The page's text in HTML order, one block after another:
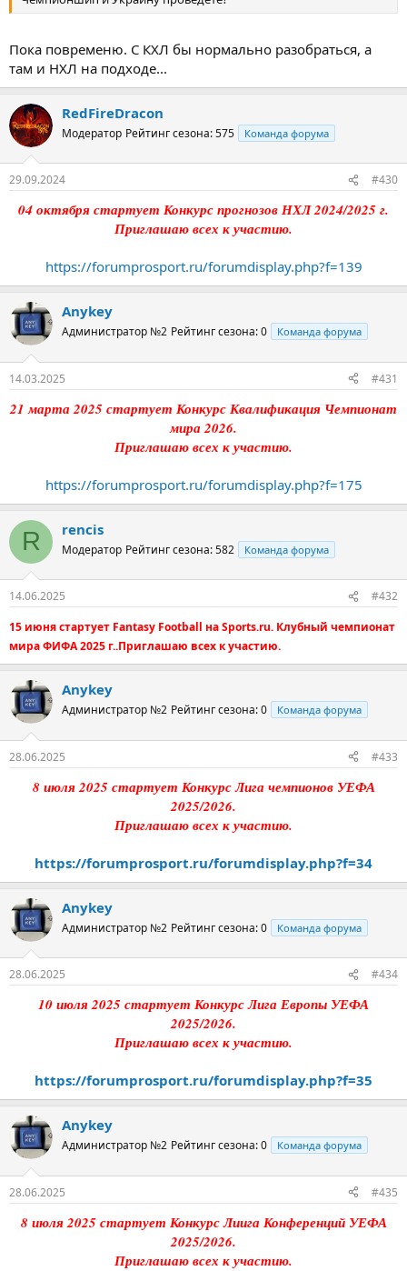
Пока повременю. С КХЛ бы нормально разобраться, а
там и НХЛ на подходе...
RedFireDracon
Модератор Рейтинг сезона: 575 Команда форума
29.09.2024 #430
04 октября стартует Конкурс прогнозов НХЛ 2024/2025 г.
Приглашаю всех к участию.
https://forumprosport.ru/forumdisplay.php?f=139
Anykey
Администратор №2 Рейтинг сезона: 0 Команда форума
14.03.2025 #431
21 марта 2025 стартует Конкурс Квалификация Чемпионат
мира 2026.
Приглашаю всех к участию.
https://forumprosport.ru/forumdisplay.php?f=175
R rencis
Модератор Рейтинг сезона: 582 Команда форума
14.06.2025
#432
15 июня стартует Fantasy Football на Sports.ru. Клубный чемпионат
мира ФИФА 2025 г..Приглашаю всех к участию.
Anykey
Администратор №2 Рейтинг сезона: 0 Команда форума
28.06.2025 #433
8 июля 2025 стартует Конкурс Лига чемпионов УЕФА
2025/2026.
Приглашаю всех к участию.
https://forumprosport.ru/forumdisplay.php?f=34
Anykey
Администратор №2 Рейтинг сезона: 0 Команда форума
28.06.2025 #434
10 июля 2025 стартует Конкурс Лига Европы УЕФА
2025/2026.
Приглашаю всех к участию.
https://forumprosport.ru/forumdisplay.php?f=35
Anykey
Администратор №2 Рейтинг сезона: 0 Команда форума
28.06.2025 #435
8 июля 2025 стартует Конкурс Лиига Конференций УЕФА
2025/2026.
Приглашаю всех к участию.